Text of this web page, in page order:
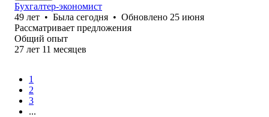
Бухгалтер-экономист
49 лет • Была сегодня • Обновлено 25 июня
Рассматривает предложения
Общий опыт
27 лет 11 месяцев
1
2
3
...